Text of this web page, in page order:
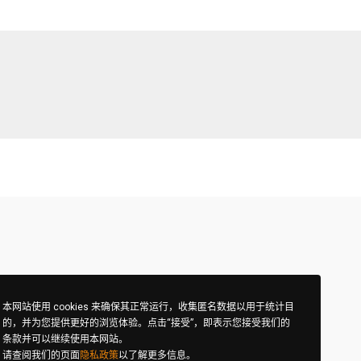
和隐私政策
本网站使用 cookies 来确保其正常运行，收集匿名数据以用于统计目
的，并为您提供更好的浏览体验。点击“接受”，即表示您接受我们的
条款并可以继续使用本网站。
请查阅我们的页面 隐私政策以了解更多信息。